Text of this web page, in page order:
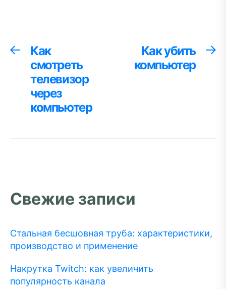
Навигация
записям
Предыдущая
запись:
Как
смотреть
телевизор
через
компьютер
Как убить
компьютер
Свежие записи
Стальная бесшовная труба: характеристики,
производство и применение
Накрутка Twitch: как увеличить
популярность канала